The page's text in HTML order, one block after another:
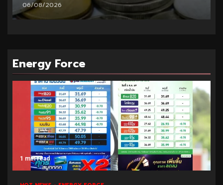
06/08/2026
Energy Force
1 min read